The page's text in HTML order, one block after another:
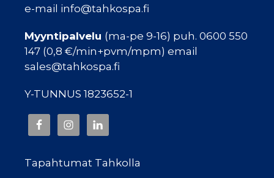
e-mail info@tahkospa.fi
Myyntipalvelu (ma-pe 9-16) puh. 0600 550
147 (0,8 €/min+pvm/mpm) email
sales@tahkospa.fi
Y-TUNNUS 1823652-1
Tapahtumat Tahkolla